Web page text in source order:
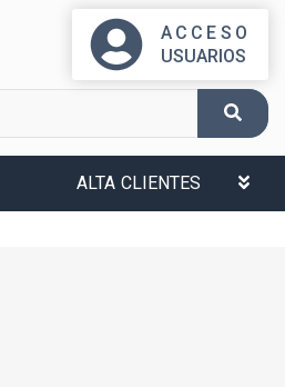
ACCESO
USUARIOS
ALTA CLIENTES